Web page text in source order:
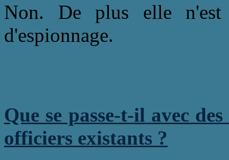
Non. De plus elle n'est
d'espionnage.
Que se passe-t-il avec
officiers existants ?